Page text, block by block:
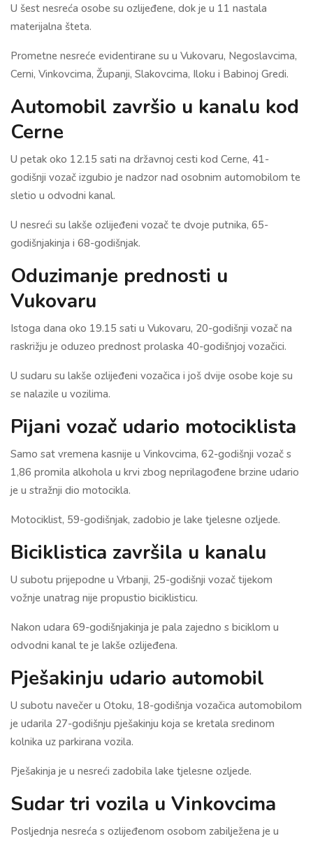
U šest nesreća osobe su ozlijeđene, dok je u 11 nastala
materijalna šteta.
Prometne nesreće evidentirane su u Vukovaru, Negoslavcima,
Cerni, Vinkovcima, Županji, Slakovcima, Iloku i Babinoj Gredi.
Automobil završio u kanalu kod
Cerne
U petak oko 12.15 sati na državnoj cesti kod Cerne, 41-
godišnji vozač izgubio je nadzor nad osobnim automobilom te
sletio u odvodni kanal.
U nesreći su lakše ozlijeđeni vozač te dvoje putnika, 65-
godišnjakinja i 68-godišnjak.
Oduzimanje prednosti u
Vukovaru
Istoga dana oko 19.15 sati u Vukovaru, 20-godišnji vozač na
raskrižju je oduzeo prednost prolaska 40-godišnjoj vozačici.
U sudaru su lakše ozlijeđeni vozačica i još dvije osobe koje su
se nalazile u vozilima.
Pijani vozač udario motociklista
Samo sat vremena kasnije u Vinkovcima, 62-godišnji vozač s
1,86 promila alkohola u krvi zbog neprilagođene brzine udario
je u stražnji dio motocikla.
Motociklist, 59-godišnjak, zadobio je lake tjelesne ozljede.
Biciklistica završila u kanalu
U subotu prijepodne u Vrbanji, 25-godišnji vozač tijekom
vožnje unatrag nije propustio biciklisticu.
Nakon udara 69-godišnjakinja je pala zajedno s biciklom u
odvodni kanal te je lakše ozlijeđena.
Pješakinju udario automobil
U subotu navečer u Otoku, 18-godišnja vozačica automobilom
je udarila 27-godišnju pješakinju koja se kretala sredinom
kolnika uz parkirana vozila.
Pješakinja je u nesreći zadobila lake tjelesne ozljede.
Sudar tri vozila u Vinkovcima
Posljednja nesreća s ozlijeđenom osobom zabilježena je u